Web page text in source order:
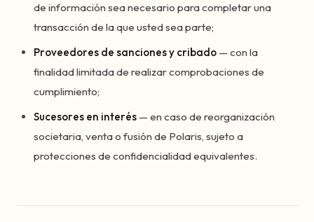
de información sea necesario para completar una
transacción de la que usted sea parte;
Proveedores de sanciones y cribado — con la
finalidad limitada de realizar comprobaciones de
cumplimiento;
Sucesores en interés — en caso de reorganización
societaria, venta o fusión de Polaris, sujeto a
protecciones de confidencialidad equivalentes.